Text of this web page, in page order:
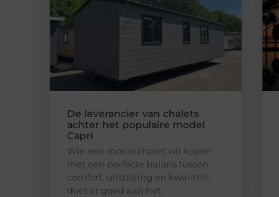
De leverancier van chalets
achter het populaire model
Capri
Wie een mooie chalet wil kopen
met een perfecte balans tussen
comfort, uitstraling en kwaliteit,
doet er goed aan het